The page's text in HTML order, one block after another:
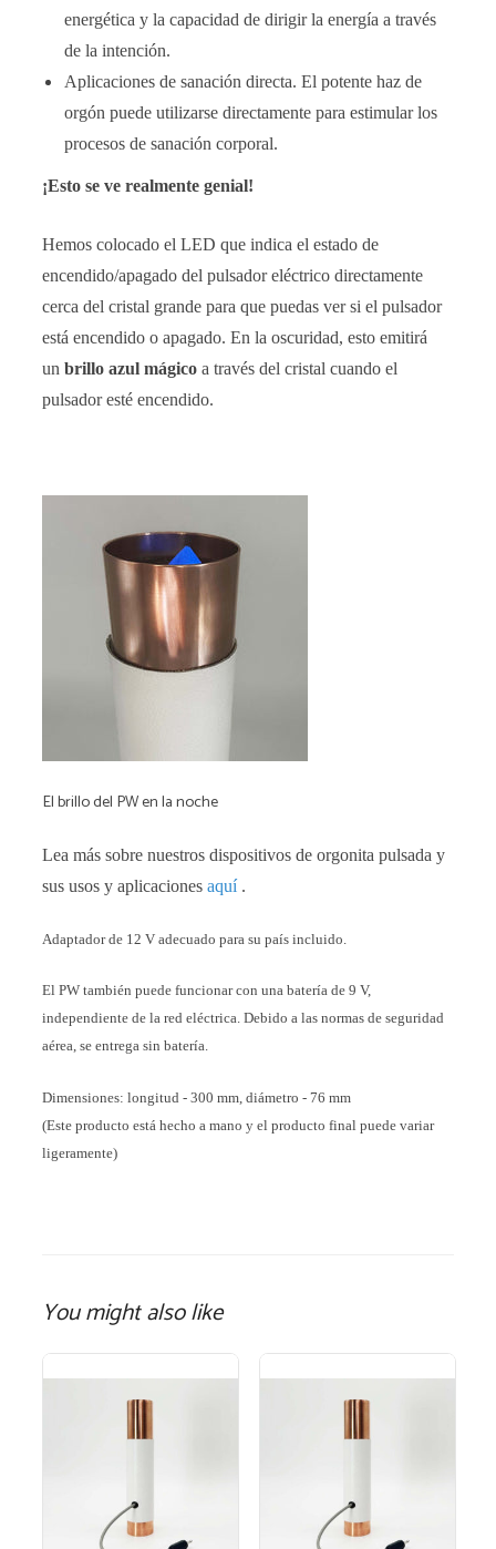
energética y la capacidad de dirigir la energía a través
de la intención.
Aplicaciones de sanación directa. El potente haz de
orgón puede utilizarse directamente para estimular los
procesos de sanación corporal.
¡Esto se ve realmente genial!
Hemos colocado el LED que indica el estado de
encendido/apagado del pulsador eléctrico directamente
cerca del cristal grande para que puedas ver si el pulsador
está encendido o apagado. En la oscuridad, esto emitirá
un brillo azul mágico a través del cristal cuando el
pulsador esté encendido.
El brillo del PW en la noche
Lea más sobre nuestros dispositivos de orgonita pulsada y
sus usos y aplicaciones aquí.
Adaptador de 12 V adecuado para su país incluido.
El PW también puede funcionar con una batería de 9 V,
independiente de la red eléctrica. Debido a las normas de seguridad
aérea, se entrega sin batería.
Dimensiones: longitud - 300 mm, diámetro - 76 mm
(Este producto está hecho a mano y el producto final puede variar
ligeramente)
You might also like